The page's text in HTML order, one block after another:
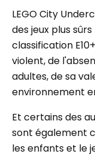
LEGO City
des jeux plus
classification
violent, de
adultes, de sa
environnement
Et certains des
sont également
les enfants et le